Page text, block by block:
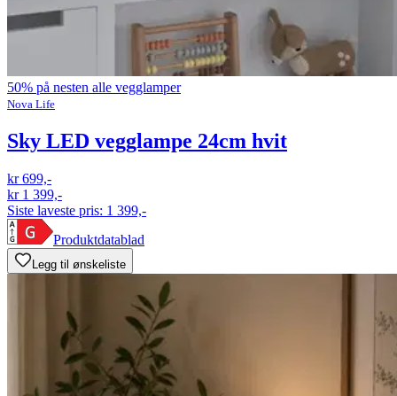
50% på nesten alle vegglamper
Nova Life
Sky LED vegglampe 24cm hvit
kr 699,-
kr 1 399,-
Siste laveste pris: 1 399,-
Produktdatablad
Legg til ønskeliste